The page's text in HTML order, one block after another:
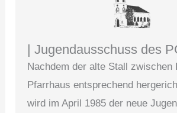
| Jugendausschuss des
Nachdem der alte Stall zwischen
Pfarrhaus entsprechend
wird im April 1985 der neue